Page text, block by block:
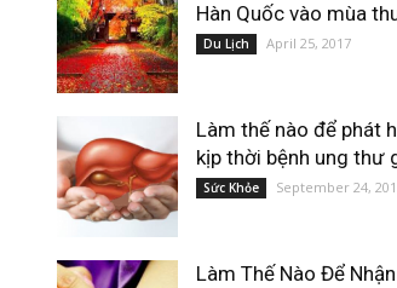
Hàn Quốc vào mùa
Du Lịch April 25, 2017
Làm thế nào để phát
kịp thời bệnh ung thư
Sức Khỏe September 24,
Làm Thế Nào Để